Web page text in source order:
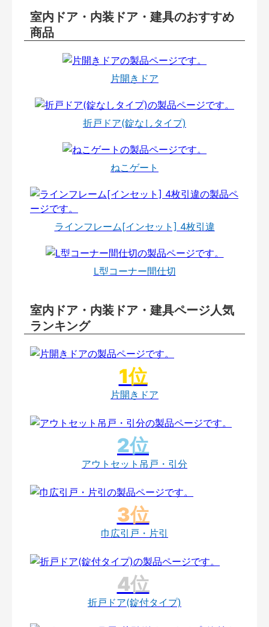
室内ドア・内装ドア・建具のおすすめ
商品
片開きドア
折戸ドア(錠なしタイプ)
ねこゲート
ラインフレーム[インセット] 4枚引違
L型コーナー間仕切
室内ドア・内装ドア・建具ページ人気
ランキング
片開きドア
アウトセット吊戸・引分
巾広引戸・片引
折戸ドア(錠付タイプ)